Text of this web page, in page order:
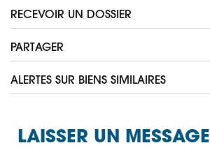
RECEVOIR UN DOSSIER
PARTAGER
ALERTES SUR BIENS SIMILAIRES
LAISSER UN MESSAGE